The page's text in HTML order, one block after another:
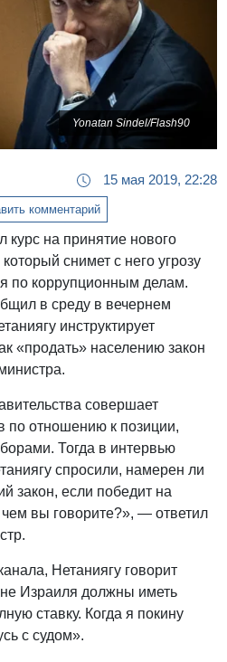
Yonatan Sindel/Flash90
15 мая 2019, 22:28
комментарий
курс на принятие нового
снимет с него угрозу
по коррупционным делам.
в среду в вечернем
инструктирует
«продать» населению закон
совершает
по отношению к позиции,
Тогда в интервью
спросили, намерен ли
закон, если победит на
вы говорите?», — ответил
Нетаниягу говорит
Израиля должны иметь
ставку. Когда я покину
с судом».